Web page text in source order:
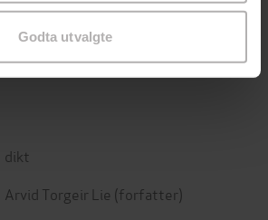
Godta utvalgte
Utskudd
dikt
Arvid Torgeir Lie (forfatter)